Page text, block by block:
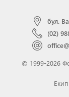
бул.
(02)
© 1999-2026
Екип